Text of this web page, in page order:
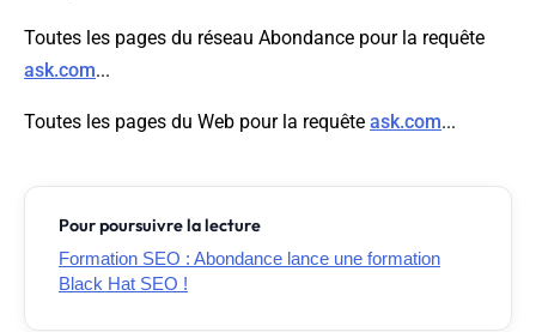
Toutes les pages du réseau Abondance pour la requête
ask.com...
Toutes les pages du Web pour la requête ask.com...
Pour poursuivre la lecture
Formation SEO : Abondance lance une formation
Black Hat SEO !